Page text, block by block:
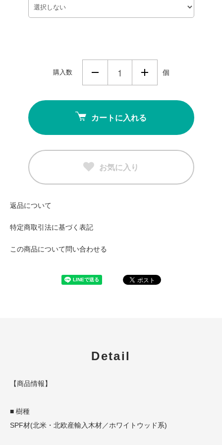
購入数 個
カートに入れる
お気に入り
返品について
特定商取引法に基づく表記
この商品について問い合わせる
Detail
【商品情報】
■ 樹種
SPF材(北米・北欧産輸入木材／ホワイトウッド系)